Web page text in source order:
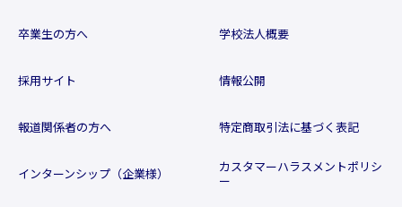
卒業生の方へ
採用サイト
報道関係者の方へ
インターンシップ（企業様）
学校法人概要
情報公開
特定商取引法に基づく表記
カスタマーハラスメントポリシ
ー